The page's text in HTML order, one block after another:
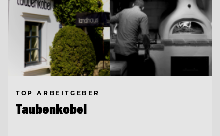
TOP ARBEITGEBER
Taubenkobel